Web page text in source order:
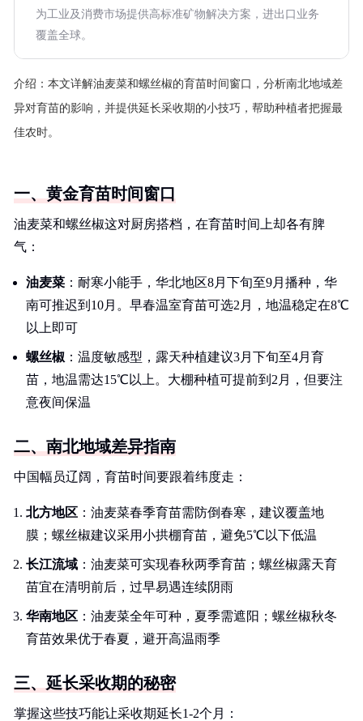
为工业及消费市场提供高标准矿物解决方案，进出口业务
覆盖全球。
介绍： 本文详解油麦菜和螺丝椒的育苗时间窗口，分析南北地域差
异对育苗的影响，并提供延长采收期的小技巧，帮助种植者把握最
佳农时。
一、黄金育苗时间窗口
油麦菜和螺丝椒这对厨房搭档，在育苗时间上却各有脾
气：
油麦菜 ：耐寒小能手，华北地区8月下旬至9月播种，华
南可推迟到10月。早春温室育苗可选2月，地温稳定在8℃
以上即可
螺丝椒 ：温度敏感型，露天种植建议3月下旬至4月育
苗，地温需达15℃以上。大棚种植可提前到2月，但要注
意夜间保温
二、南北地域差异指南
中国幅员辽阔，育苗时间要跟着纬度走：
北方地区 ：油麦菜春季育苗需防倒春寒，建议覆盖地
膜；螺丝椒建议采用小拱棚育苗，避免5℃以下低温
长江流域 ：油麦菜可实现春秋两季育苗；螺丝椒露天育
苗宜在清明前后，过早易遇连续阴雨
华南地区 ：油麦菜全年可种，夏季需遮阳；螺丝椒秋冬
育苗效果优于春夏，避开高温雨季
三、延长采收期的秘密
掌握这些技巧能让采收期延长1-2个月：